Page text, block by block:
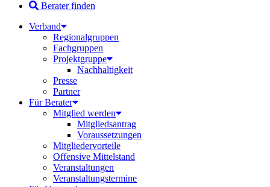
Berater finden
Verband
Regionalgruppen
Fachgruppen
Projektgruppe
Nachhaltigkeit
Presse
Partner
Für Berater
Mitglied werden
Mitgliedsantrag
Voraussetzungen
Mitgliedervorteile
Offensive Mittelstand
Veranstaltungen
Veranstaltungstermine